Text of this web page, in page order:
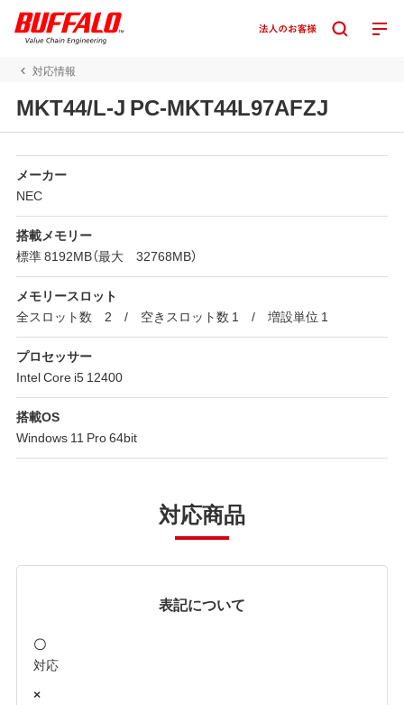
対応情報
MKT44/L-J PC-MKT44L97AFZJ
メーカー
NEC
搭載メモリー
標準 8192MB（最大 32768MB）
メモリースロット
全スロット数 2 / 空きスロット数 1 / 増設単位 1
プロセッサー
Intel Core i5 12400
搭載OS
Windows 11 Pro 64bit
対応商品
表記について
〇
対応
×